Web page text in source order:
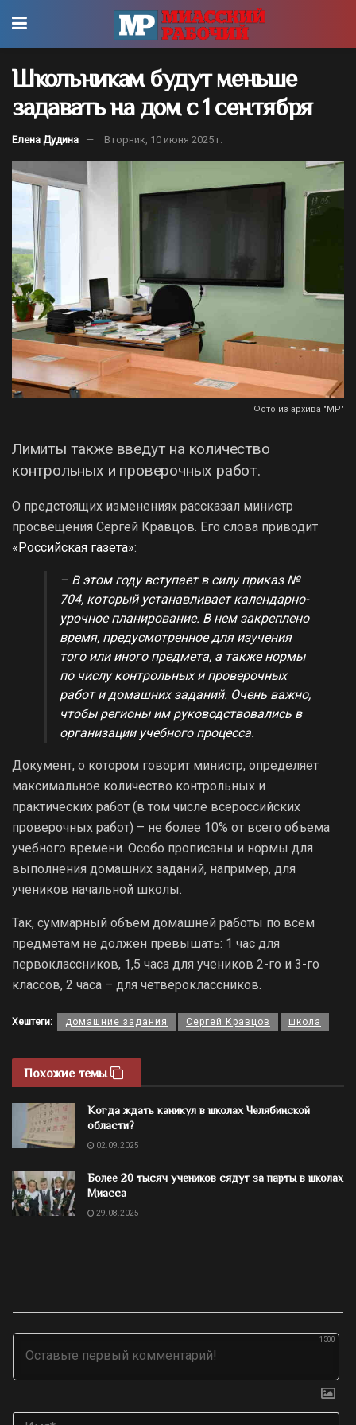
Школьникам будут меньше
задавать на дом с 1 сентября
Елена Дудина Вторник, 10 июня 2025 г.
Фото из архива "МР"
Лимиты также введут на количество
контрольных и проверочных работ.
О предстоящих изменениях рассказал министр
просвещения Сергей Кравцов. Его слова приводит
«Российская газета»:
– В этом году вступает в силу приказ №
704, который устанавливает календарно-
урочное планирование. В нем закреплено
время, предусмотренное для изучения
того или иного предмета, а также нормы
по числу контрольных и проверочных
работ и домашних заданий. Очень важно,
чтобы регионы им руководствовались в
организации учебного процесса.
Документ, о котором говорит министр, определяет
максимальное количество контрольных и
практических работ (в том числе всероссийских
проверочных работ) – не более 10% от всего объема
учебного времени. Особо прописаны и нормы для
выполнения домашних заданий, например, для
учеников начальной школы.
Так, суммарный объем домашней работы по всем
предметам не должен превышать: 1 час для
первоклассников, 1,5 часа для учеников 2-го и 3-го
классов, 2 часа – для четвероклассников.
Хештеги: домашние задания Сергей Кравцов школа
Похожие темы
Когда ждать каникул в школах Челябинской
области?
02.09.2025
Более 20 тысяч учеников сядут за парты в школах
Миасса
29.08.2025
1500